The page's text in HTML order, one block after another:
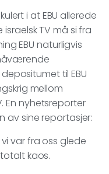
i at EBU allerede
TV må si fra
EBU naturligvis
til EBU
mellom
En nyhetsreporter
av sine reportasjer:
var fra oss glede
kaos.